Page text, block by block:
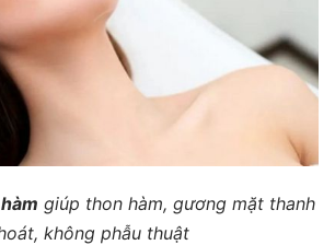
giúp thon hàm, gương mặt thanh
không phẫu thuật